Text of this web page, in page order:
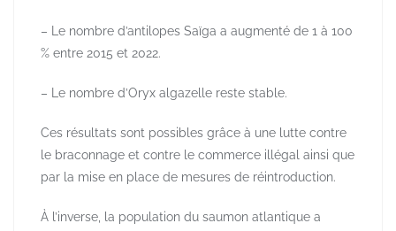
– Le nombre d’antilopes Saïga a augmenté de 1 à 100
% entre 2015 et 2022.
– Le nombre d’Oryx algazelle reste stable.
Ces résultats sont possibles grâce à une lutte contre
le braconnage et contre le commerce illégal ainsi que
par la mise en place de mesures de réintroduction.
À l’inverse, la population du saumon atlantique a